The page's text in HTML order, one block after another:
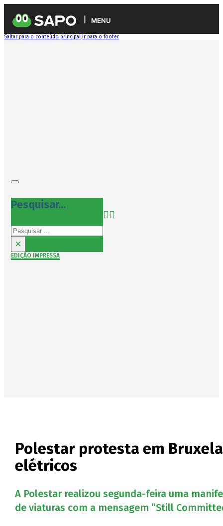
MENU
Saltar para o conteúdo principal Ir para o footer
Pesquisar...
Pesquisar
×
EDIÇÃO IMPRESSA
Polestar protesta em
elétricos
A Polestar realizou segunda-feira uma
de viaturas com a mensagem “Still